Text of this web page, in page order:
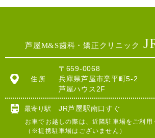
芦屋M&S歯科・矯正クリニック
住所
〒659-0068
兵庫県芦屋市業平町5-2
芦屋ハウス2F
最寄り駅 JR芦屋駅南口すぐ
お車でお越しの際は、近隣駐車場をご利用
（※提携駐車場はございません）